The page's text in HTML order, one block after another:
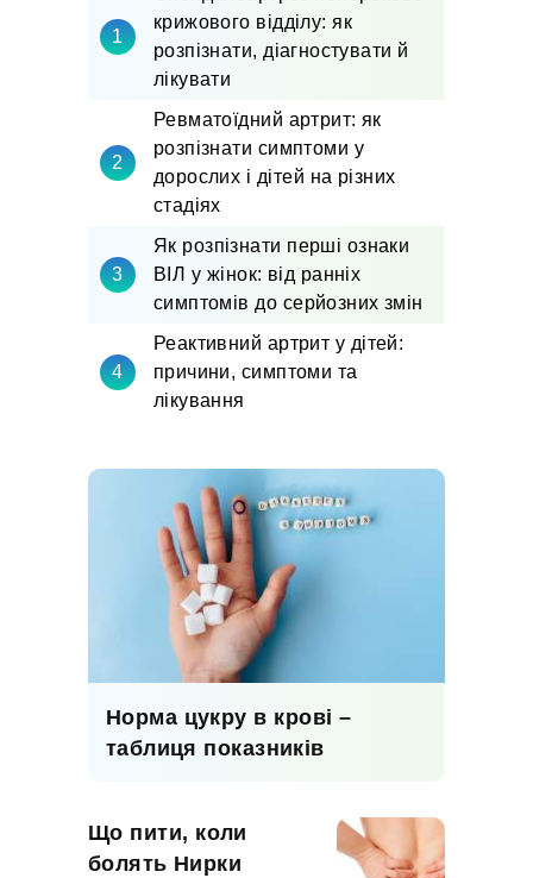
крижового відділу: як
розпізнати, діагностувати й
лікувати
Ревматоїдний артрит: як
розпізнати симптоми у
дорослих і дітей на різних
стадіях
Як розпізнати перші ознаки
ВІЛ у жінок: від ранніх
симптомів до серйозних змін
Реактивний артрит у дітей:
причини, симптоми та
лікування
Норма цукру в крові –
таблиця показників
Що пити, коли
болять Нирки